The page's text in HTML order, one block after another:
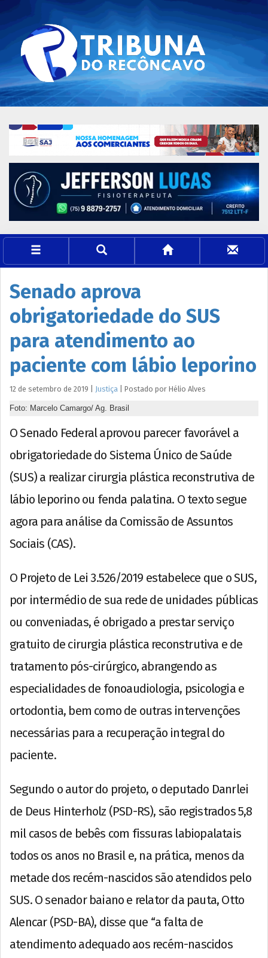
Senado aprova
obrigatoriedade do SUS
para atendimento ao
paciente com lábio leporino
12 de setembro de 2019 Justiça Postado por Hélio Alves
Foto: Marcelo Camargo/ Ag. Brasil
O Senado Federal aprovou parecer favorável a
obrigatoriedade do Sistema Único de Saúde
(SUS) a realizar cirurgia plástica reconstrutiva de
lábio leporino ou fenda palatina. O texto segue
agora para análise da Comissão de Assuntos
Sociais (CAS).
O Projeto de Lei 3.526/2019 estabelece que o SUS,
por intermédio de sua rede de unidades públicas
ou conveniadas, é obrigado a prestar serviço
gratuito de cirurgia plástica reconstrutiva e de
tratamento pós-cirúrgico, abrangendo as
especialidades de fonoaudiologia, psicologia e
ortodontia, bem como de outras intervenções
necessárias para a recuperação integral do
paciente.
Segundo o autor do projeto, o deputado Danrlei
de Deus Hinterholz (PSD-RS), são registrados 5,8
mil casos de bebês com fissuras labiopalatais
todos os anos no Brasil e, na prática, menos da
metade dos recém-nascidos são atendidos pelo
SUS. O senador baiano e relator da pauta, Otto
Alencar (PSD-BA), disse que “a falta de
atendimento adequado aos recém-nascidos